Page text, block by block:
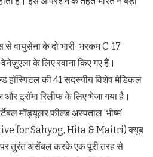
से वायुसेना के दो भारी-भरकम C-17
वेनेज़ुएला के लिए रवाना किए गए हैं।
हॉस्पिटल की 41 सदस्यीय विशेष मेडिकल
और ट्रॉमा रिलीफ के लिए भेजा गया है।
मॉड्यूलर फील्ड अस्पताल ‘भीष्म’
for Sahyog, Hita & Maitri) क्यूब
तुरंत असेंबल करके एक पूरी तरह से